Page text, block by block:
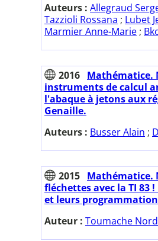
Auteurs : Allegraud
Tazzioli Rossana ; Lubet
Marmier Anne-Marie ;
2016 Mathématice.
instruments de calcul
l'abaque à jetons aux
Genaille.
Auteurs : Busser Alain ;
2015 Mathématice.
fléchettes avec la TI 83
et leurs
Auteur : Toumache